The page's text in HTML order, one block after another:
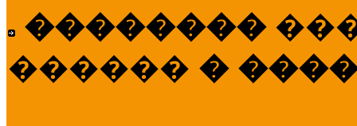
��������
������ �